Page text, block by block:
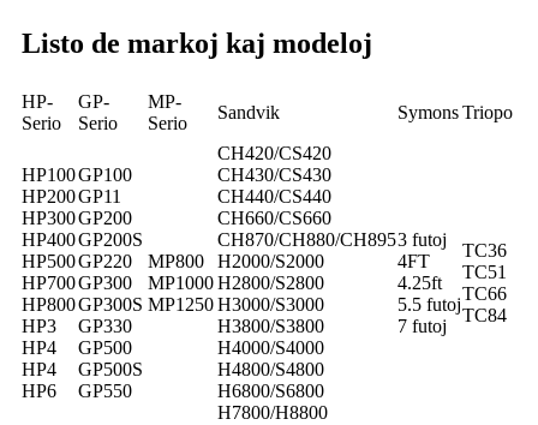
Listo de markoj kaj modeloj
HP-
Serio
GP-
Serio
MP-
Serio
Sandvik SymonsTriopo
HP100
HP200
HP300
HP400
HP500
HP700
HP800
HP3
HP4
HP4
HP6
GP100
GP11
GP200
GP200S
GP220
GP300
GP300S
GP330
GP500
GP500S
GP550
MP800
MP1000
MP1250
CH420/CS420
CH430/CS430
CH440/CS440
CH660/CS660
CH870/CH880/CH895
H2000/S2000
H2800/S2800
H3000/S3000
H3800/S3800
H4000/S4000
H4800/S4800
H6800/S6800
H7800/H8800
3 futoj
4FT
4.25ft
5.5 futoj
7 futoj
TC36
TC51
TC66
TC84